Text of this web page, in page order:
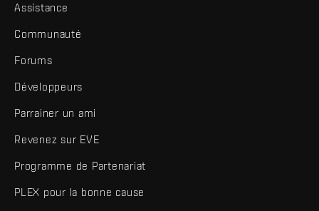
Assistance
Communauté
Forums
Développeurs
Parrainer un ami
Revenez sur EVE
Programme de Partenariat
PLEX pour la bonne cause